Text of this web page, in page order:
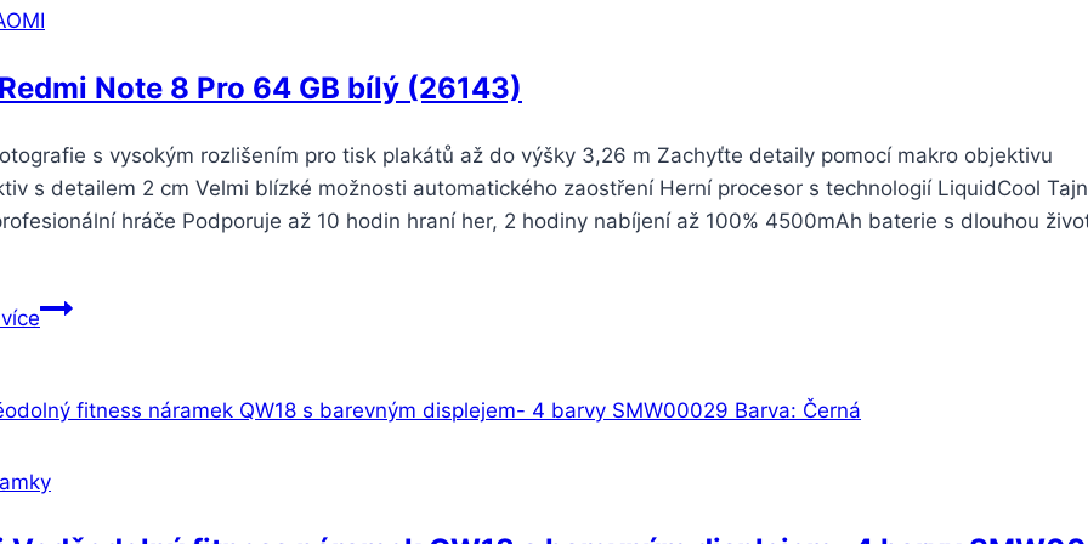
Note 8 Pro 64 GB bílý (26143)
s vysokým rozlišením pro tisk plakátů až do výšky 3,26 m Zachyťte detaily pomocí makro objektivu
s detailem 2 cm Velmi blízké možnosti automatického zaostření Herní procesor s technologií LiquidCool
hráče Podporuje až 10 hodin hraní her, 2 hodiny nabíjení až 100% 4500mAh baterie s dlouhou
Xiaomi
8
bílý